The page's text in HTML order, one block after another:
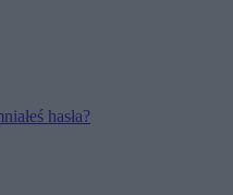
hasła?